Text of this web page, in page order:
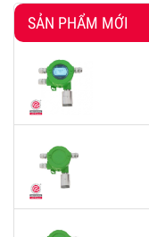
SẢN PHẨM MỚI